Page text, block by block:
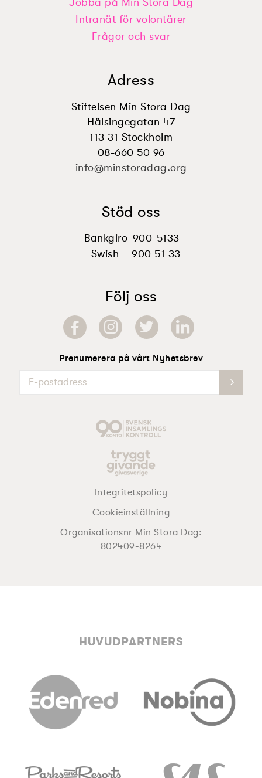
Intranät för volontärer
Frågor och svar
Adress
Stiftelsen Min Stora Dag
Hälsingegatan 47
113 31 Stockholm
08-660 50 96
info@minstoradag.org
Stöd oss
Bankgiro 900-5133
Swish
900 51 33
Följ oss
Prenumerera på vårt Nyhetsbrev
Integritetspolicy
Cookieinställning
Organisationsnr Min Stora Dag:
802409-8264
HUVUDPARTNERS